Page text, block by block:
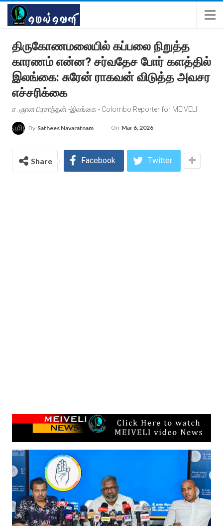
திருகோணமலையில் கப்பலை நிறுத்த
காரணம் என்ன? சர்வதேச போர் களத்தில்
இலங்கை: சுரேன் ராகவன் விடுத்த அவசர
எச்சரிக்கை
ச. ஞான‌ பிரசாந்தன் -இலங்கை - Colombo Reporter for MEIVELI
By Sathees Navaratnam On Mar 6, 2026
Share Facebook Twitter